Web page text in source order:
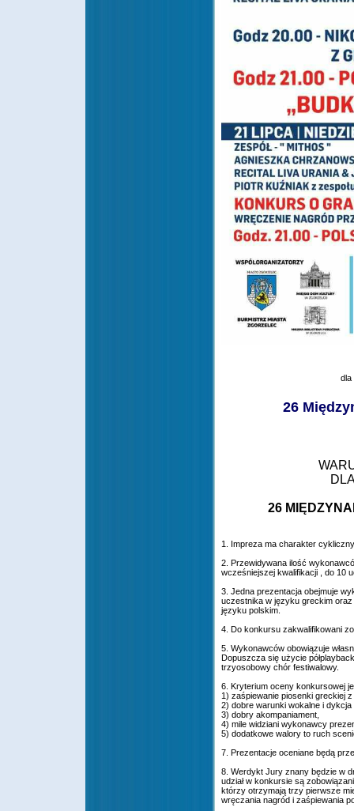
dla
26
26
1. Impreza ma charakter
2. Przewidywana ilość
wcześniejszej kwalifikacji , do 10
3. Jedna prezentacja obejmuje
uczestnika w języku greckim
języku polskim.
4. Do konkursu zakwalifikowani
5. Wykonawców obowiązuje
Dopuszcza się użycie
trzyosobowy chór festiwalowy.
6. Kryterium oceny konkursowej
1) zaśpiewanie piosenki greckiej
2) dobre warunki wokalne i dykcja
3) dobry akompaniament,
4) mile widziani wykonawcy
5) dodatkowe walory to ruch
7. Prezentacje oceniane będą
8. Werdykt Jury znany będzie w
udział w konkursie są
którzy otrzymają trzy pierwsze
wręczania nagród i zaśpiewania